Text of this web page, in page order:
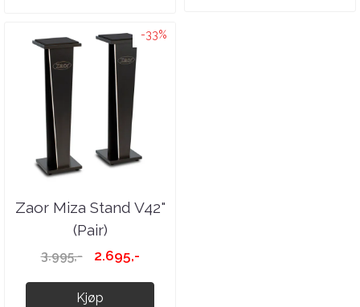
-33%
Zaor Miza Stand V42"
(Pair)
3.995,- 2.695,-
Kjøp